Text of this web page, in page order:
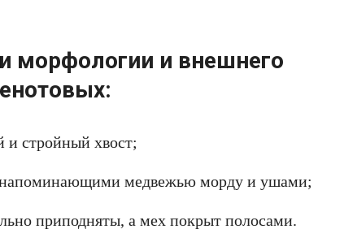
морфологии и внешнего
стройный хвост;
медвежью морду и ушами;
приподняты, а мех покрыт полосами.